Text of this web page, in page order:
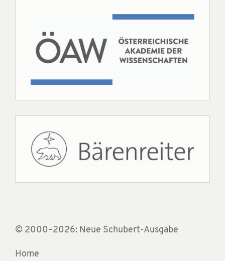
© 2000–2026: Neue Schubert-Ausgabe
Home